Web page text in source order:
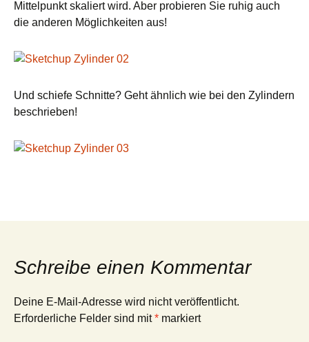
Mittelpunkt skaliert wird. Aber probieren Sie ruhig auch
die anderen Möglichkeiten aus!
Und schiefe Schnitte? Geht ähnlich wie bei den Zylindern
beschrieben!
Schreibe einen Kommentar
Deine E-Mail-Adresse wird nicht veröffentlicht.
Erforderliche Felder sind mit* markiert